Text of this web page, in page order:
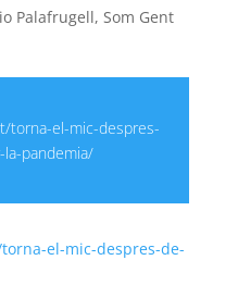
Palafrugell, Som Gent
torna-el-mic-despres-
pandemia/
el-mic-despres-de-